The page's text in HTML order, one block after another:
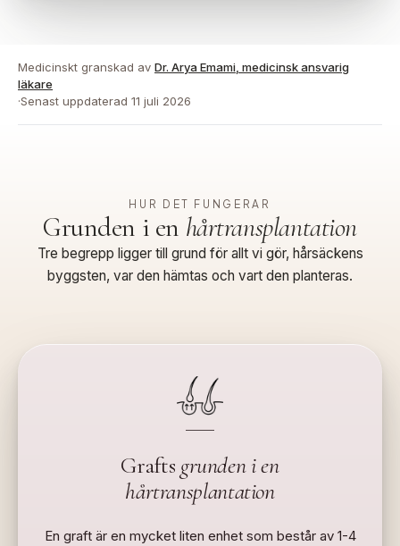
Medicinskt granskad av Dr. Arya Emami, medicinsk ansvarig
läkare
·Senast uppdaterad 11 juli 2026
HUR DET FUNGERAR
Grunden i en hårtransplantation
Tre begrepp ligger till grund för allt vi gör, hårsäckens
byggsten, var den hämtas och vart den planteras.
Grafts grunden i en
hårtransplantation
En graft är en mycket liten enhet som består av 1-4